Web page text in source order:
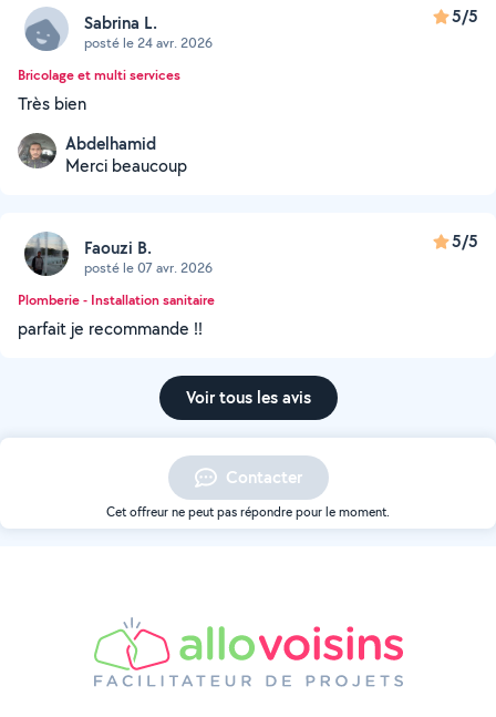
Sabrina L.
posté le 24 avr. 2026
5/5
Bricolage et multi services
Très bien
Abdelhamid
Merci beaucoup
Faouzi B.
posté le 07 avr. 2026
5/5
Plomberie - Installation sanitaire
parfait je recommande !!
Voir tous les avis
Contacter
Cet offreur ne peut pas répondre pour le moment.